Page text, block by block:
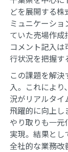
どを展開する
ミュニケーシ
ていた売場作成
コメント記入
行状況を把握す
この課題を解
入。​これによ
況がリアルタイ
飛躍的に向上し
やり取りも一元
実現。​結果とし
全社的な業務改